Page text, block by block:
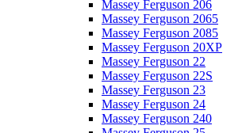
Massey Ferguson 206
Massey Ferguson 2065
Massey Ferguson 2085
Massey Ferguson 20XP
Massey Ferguson 22
Massey Ferguson 22S
Massey Ferguson 23
Massey Ferguson 24
Massey Ferguson 240